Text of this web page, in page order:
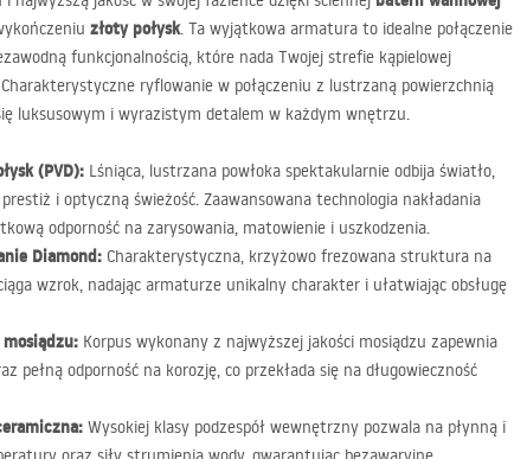
złoty połysk. Ta wyjątkowa armatura to idealne połączenie
funkcjonalnością, które nada Twojej strefie kąpielowej
Charakterystyczne ryflowanie w połączeniu z lustrzaną powierzchnią
luksusowym i wyrazistym detalem w każdym wnętrzu.
(PVD): Lśniąca, lustrzana powłoka spektakularnie odbija światło,
i optyczną świeżość. Zaawansowana technologia nakładania
odporność na zarysowania, matowienie i uszkodzenia.
Diamond: Charakterystyczna, krzyżowo frezowana struktura na
wzrok, nadając armaturze unikalny charakter i ułatwiając obsługę
Korpus wykonany z najwyższej jakości mosiądzu zapewnia
pełną odporność na korozję, co przekłada się na długowieczność
Wysokiej klasy podzespół wewnętrzny pozwala na płynną i